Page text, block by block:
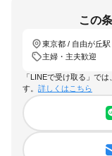
この
東京都 / 自由が丘駅
主婦・主夫歓迎
「LINEで受け取る」で
す。 詳しくはこちら